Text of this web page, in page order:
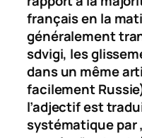
français en la
généralement
sdvigi, les
dans un même
facilement
l’adjectif est
systématique par